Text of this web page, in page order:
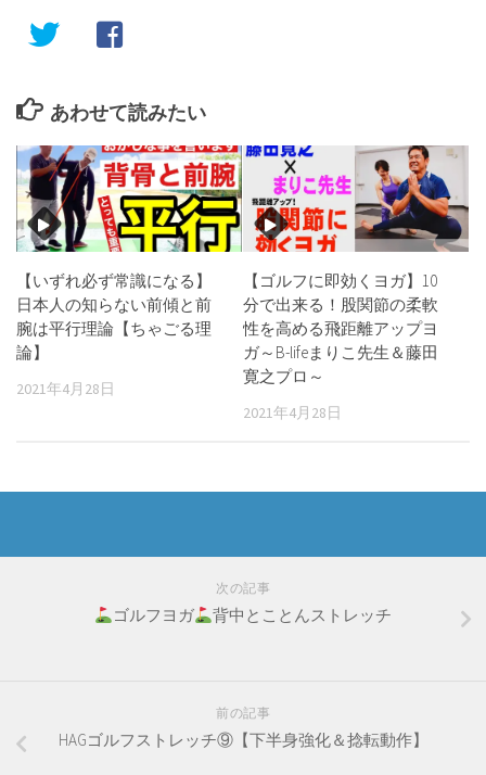
あわせて読みたい
【いずれ必ず常識になる】
日本人の知らない前傾と前
腕は平行理論【ちゃごる理
論】
2021年4月28日
【ゴルフに即効くヨガ】10
分で出来る！股関節の柔軟
性を高める飛距離アップヨ
ガ～B-lifeまりこ先生＆藤田
寛之プロ～
2021年4月28日
次の記事
ゴルフヨガ 背中とことんストレッチ
前の記事
HAGゴルフストレッチ⑨【下半身強化＆捻転動作】